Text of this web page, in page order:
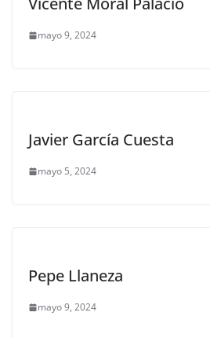
mayo 9, 2024
Javier García Cuesta
mayo 5, 2024
Pepe Llaneza
mayo 9, 2024